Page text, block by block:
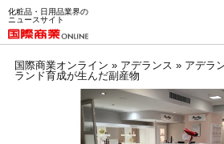
化粧品・日用品業界の
ニュースサイト
国際商業オンライン » アデランス » アデラ
ランド育成が生んだ副産物